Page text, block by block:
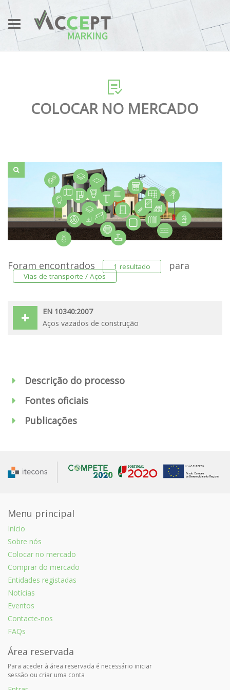
COLOCAR NO MERCADO
Foram encontrados 1 resultado para
Vias de transporte / Aços
EN 10340:2007
Aços vazados de construção
Descrição do processo
Fontes oficiais
Publicações
Menu principal
Início
Sobre nós
Colocar no mercado
Comprar do mercado
Entidades registadas
Notícias
Eventos
Contacte-nos
FAQs
Área reservada
Para aceder à área reservada é necessário iniciar
sessão ou criar uma conta